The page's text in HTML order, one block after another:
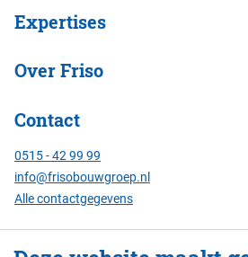
Expertises
Over Friso
Contact
0515 - 42 99 99
info@frisobouwgroep.nl
Alle contactgegevens